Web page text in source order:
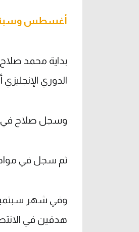
أغسطس
بداية محمد
الدوري
وسجل صلاح في
ثم سجل في
وفي شهر
هدفين في الانتصار 3-0 على أولد